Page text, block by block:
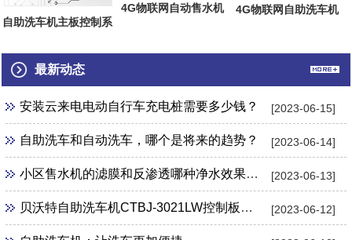
自助洗车机主板控制系
4G物联网自动售水机
4G物联网自助洗车机
最新动态
[2023-06-15]
安装云来电电动自行车充电桩需要多少钱？
[2023-06-14]
自助洗车和自动洗车，哪个是将来的趋势？
[2023-06-13]
小区售水机的滤膜和反渗透哪种净水效果更好？
[2023-06-12]
贝沃特自助洗车机CTBJ-3021LW控制板怎么样？